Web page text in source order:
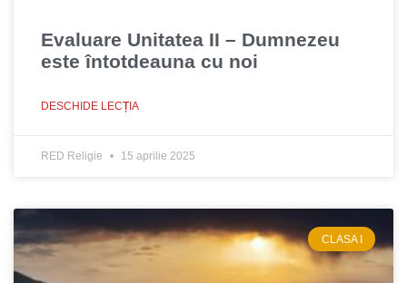
Evaluare Unitatea II – Dumnezeu
este întotdeauna cu noi
DESCHIDE LECȚIA
RED Religie 15 aprilie 2025
CLASA I